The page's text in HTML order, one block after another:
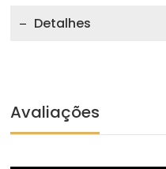
Detalhes
Avaliações